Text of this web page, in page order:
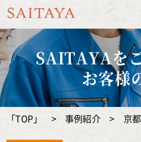
京都の遺
SAITAYAを
お客様
「TOP」 >事例紹介> 京